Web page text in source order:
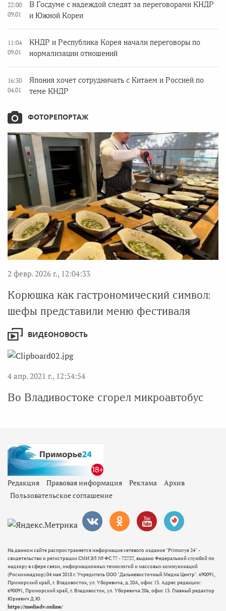
22:00
09.01
В Госдуме с надеждой следят за переговорами КНДР
и Южной Кореи
11:04
09.01
КНДР и Республика Корея начали переговоры по
нормализации отношений
16:30
04.01
Япония хочет сотрудничать с Китаем и Россией по
теме КНДР
ФОТОРЕПОРТАЖ
2 февр. 2026 г., 12:04:33
Корюшка как гастрономический символ:
шефы представили меню фестиваля
ВИДЕОНОВОСТЬ
4 апр. 2021 г., 12:54:54
Во Владивостоке сгорел микроавтобус
Редакция Правовая информация Реклама
Архив
Пользовательское соглашение
На данном сайте распространяется информация сетевого издания "Primorye 24" -
свидетельство о регистрации СМИ ЭЛ № ФС 77 - 72727, выдано Федеральной службой по
надзору в сфере связи, информационных технологий и массовых коммуникаций
(Роскомнадзор) 04 мая 2018 г. Учредитель ООО "Дальневосточный Медиа Центр". 690091,
Приморский край, г. Владивосток, ул. Уборевича, д.20А, офис 13. Адрес редакции:
690091, Приморский край, г. Владивосток, ул. Уборевича 20а, офис 13. Главный редактор
Юркевич Д.Ю.
https://mediadv.online/